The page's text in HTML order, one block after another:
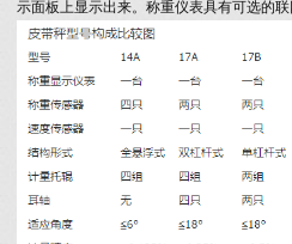
示面板上显示出来。称重仪表具有可选的